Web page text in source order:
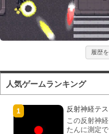
履歴
人気ゲームランキング
反射神経テス
この反射神
たんに測定で